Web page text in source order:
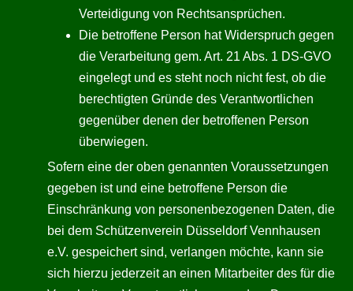
Verteidigung von Rechtsansprüchen.
Die betroffene Person hat Widerspruch gegen
die Verarbeitung gem. Art. 21 Abs. 1 DS-GVO
eingelegt und es steht noch nicht fest, ob die
berechtigten Gründe des Verantwortlichen
gegenüber denen der betroffenen Person
überwiegen.
Sofern eine der oben genannten Voraussetzungen
gegeben ist und eine betroffene Person die
Einschränkung von personenbezogenen Daten, die
bei dem Schützenverein Düsseldorf Vennhausen
e.V. gespeichert sind, verlangen möchte, kann sie
sich hierzu jederzeit an einen Mitarbeiter des für die